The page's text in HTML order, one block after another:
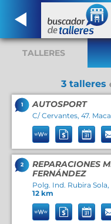
TALLERES
3 talleres
1 AUTOSPORT
C/ Cervantes, 47.
2
REPARACIONES
FERNÁNDEZ
Polg. Ind. Rubira Sola,
12 km